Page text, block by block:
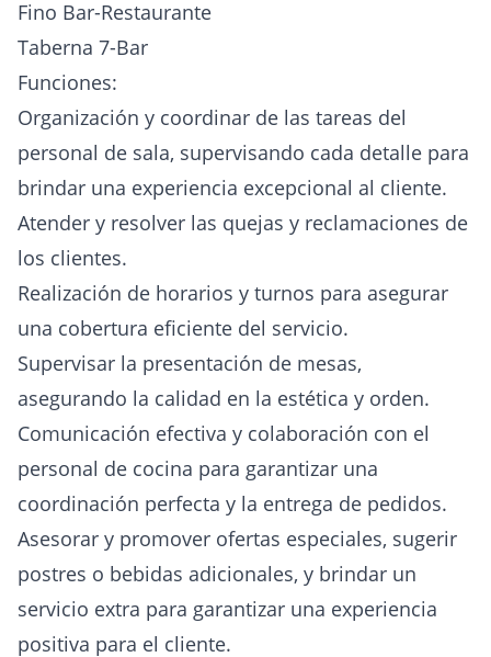
Fino Bar-Restaurante
Taberna 7-Bar
Funciones:
Organización y coordinar de las tareas del
personal de sala, supervisando cada detalle para
brindar una experiencia excepcional al cliente.
Atender y resolver las quejas y reclamaciones de
los clientes.
Realización de horarios y turnos para asegurar
una cobertura eficiente del servicio.
Supervisar la presentación de mesas,
asegurando la calidad en la estética y orden.
Comunicación efectiva y colaboración con el
personal de cocina para garantizar una
coordinación perfecta y la entrega de pedidos.
Asesorar y promover ofertas especiales, sugerir
postres o bebidas adicionales, y brindar un
servicio extra para garantizar una experiencia
positiva para el cliente.